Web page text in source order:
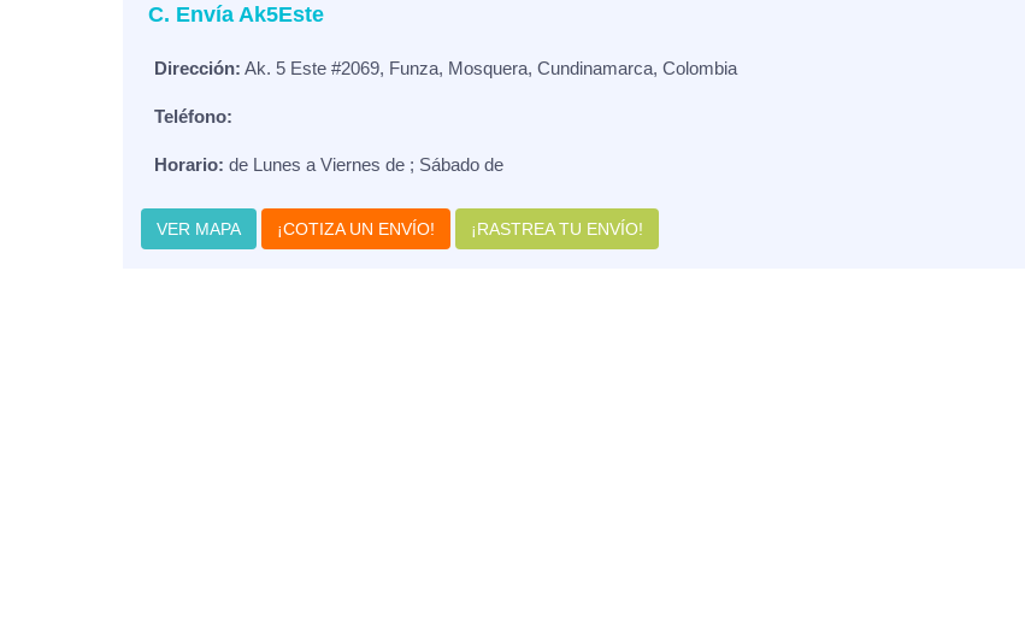
C. Envía Ak5Este
Dirección: Ak. 5 Este #2069, Funza, Mosquera, Cundinamarca, Colombia
Teléfono:
Horario: de Lunes a Viernes de ; Sábado de
VER MAPA ¡COTIZA UN ENVÍO! ¡RASTREA TU ENVÍO!